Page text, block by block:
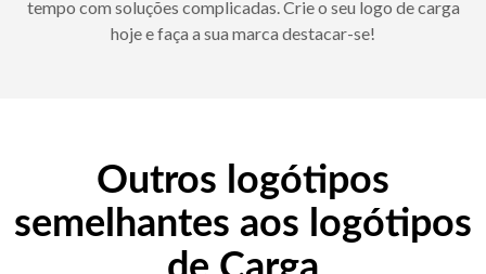
tempo com soluções complicadas. Crie o seu logo de carga
hoje e faça a sua marca destacar-se!
Outros logótipos
semelhantes aos logótipos